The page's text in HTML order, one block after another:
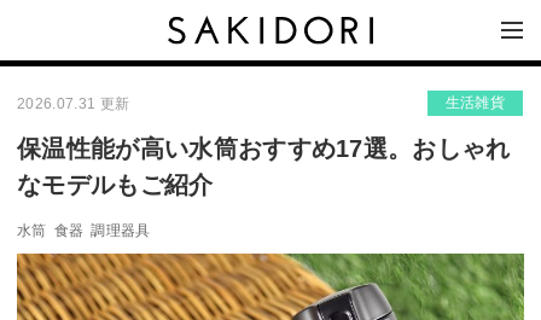
2026.07.31 更新 生活雑貨
保温性能が高い水筒おすすめ17選。おしゃれ
なモデルもご紹介
水筒 食器 調理器具